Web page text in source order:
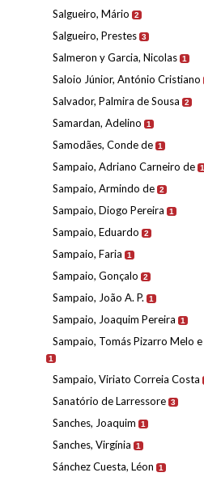
Salgueiro, Mário 2
Salgueiro, Prestes 3
Salmeron y Garcia, Nicolas 1
Saloio Júnior, António Cristiano
Salvador, Palmira de Sousa 2
Samardan, Adelino 1
Samodães, Conde de 1
Sampaio, Adriano Carneiro de 1
Sampaio, Armindo de 2
Sampaio, Diogo Pereira 1
Sampaio, Eduardo 2
Sampaio, Faria 1
Sampaio, Gonçalo 2
Sampaio, João A. P. 1
Sampaio, Joaquim Pereira 1
Sampaio, Tomás Pizarro Melo e
1
Sampaio, Viriato Correia Costa
Sanatório de Larressore 3
Sanches, Joaquim 1
Sanches, Virgínia 1
Sánchez Cuesta, Léon 1